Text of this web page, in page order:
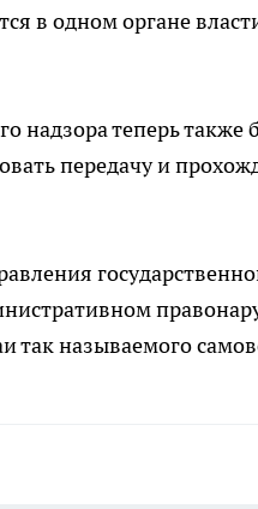
в одном органе
надзора теперь также
передачу и
так называемого